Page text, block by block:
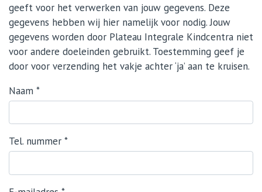
geeft voor het verwerken van jouw gegevens. Deze
gegevens hebben wij hier namelijk voor nodig. Jouw
gegevens worden door Plateau Integrale Kindcentra niet
voor andere doeleinden gebruikt. Toestemming geef je
door voor verzending het vakje achter ‘ja’ aan te kruisen.
Naam *
Tel. nummer *